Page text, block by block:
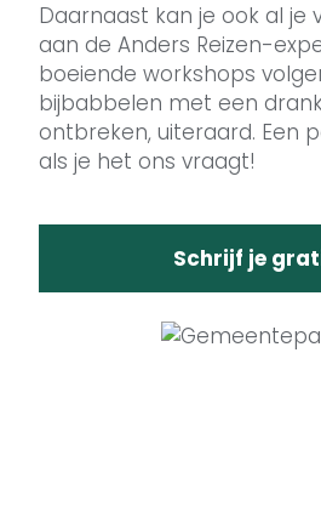
Daarnaast kan je ook al je
aan de Anders Reizen-
boeiende workshops
bijbabbelen met een
ontbreken, uiteraard. Een
als je het ons vraagt!
Schrijf je